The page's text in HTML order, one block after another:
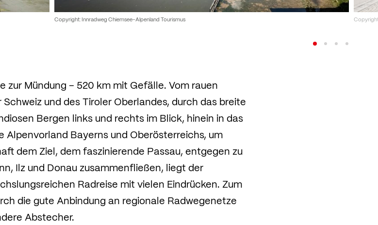
Copyright: Innradweg Chiemsee-Alpenland Tourismus
zur Mündung – 520 km mit Gefälle. Vom rauen
und des Tiroler Oberlandes, durch das breite
Bergen links und rechts im Blick, hinein in das
Bayerns und Oberösterreichs, um
dem Ziel, dem faszinierende Passau, entgegen zu
Ilz und Donau zusammenfließen, liegt der
Radreise mit vielen Eindrücken. Zum
die gute Anbindung an regionale Radwegenetze
Abstecher.